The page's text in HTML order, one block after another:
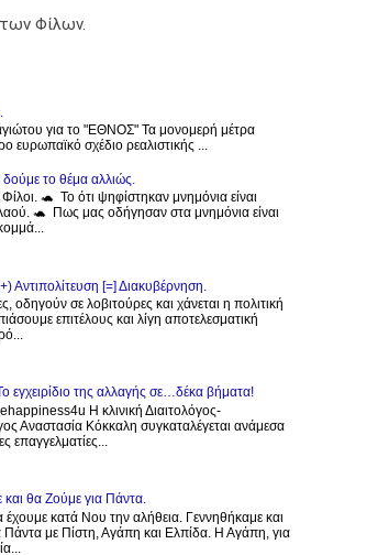
Φίλων.
για το "ΕΘΝΟΣ" Τα μονομερή μέτρα
ευρωπαϊκό σχέδιο ρεαλιστικής ...
το θέμα αλλιώς.
🐢 Το ότι ψηφίστηκαν μνημόνια είναι
🐢 Πως μας οδήγησαν στα μνημόνια είναι
Αντιπολίτευση [=] Διακυβέρνηση.
οδηγούν σε λοβιτούρες και χάνεται η πολιτική
επιτέλους και λίγη αποτελεσματική
εγχειρίδιο της αλλαγής σε…δέκα βήματα!
Η κλινική Διαιτολόγος-
Αναστασία Κόκκαλη συγκαταλέγεται ανάμεσα
επαγγελματίες...
και θα Ζούμε για Πάντα.
έχουμε κατά Νου την αλήθεια. Γεννηθήκαμε και
Πάντα με Πίστη, Αγάπη και Ελπίδα. Η Αγάπη, για